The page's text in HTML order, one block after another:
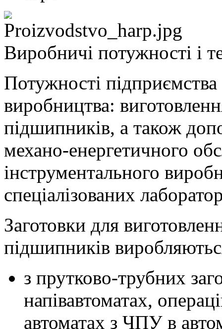
Виробничі потужності і
Потужності
виробництва:
підшипників, а також
механо-енергетичного
інструментального
спеціалізованих
Заготовки для
підшипників
з прутково-трубних
напівавтоматах,
автоматах з ЧПУ в